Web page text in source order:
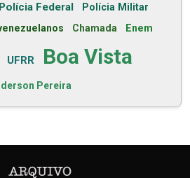
Polícia Federal Polícia Militar
Chamada Enem
UFRR Boa Vista
Ilderson Pereira